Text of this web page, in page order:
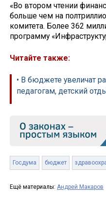
«Во втором чтении
больше чем на
комитета. Более 362
программу
Читайте также:
• В бюджете увеличат
педагогам, детский
Госдума бюджет
Ещё материалы: Андрей Макаров